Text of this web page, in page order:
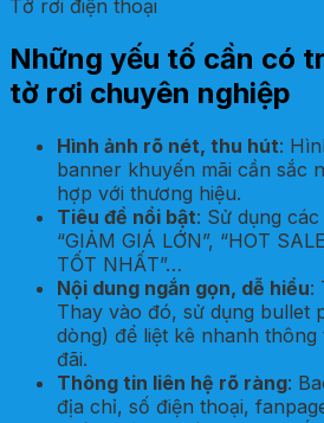
Tờ rơi điện thoại
Những yếu tố cần có
tờ rơi chuyên nghiệp
Hình ảnh rõ nét, thu hút:
banner khuyến mãi cần sắc
hợp với thương hiệu.
Tiêu đề nổi bật: Sử dụng
“GIẢM GIÁ LỚN”, “HOT
TỐT NHẤT”…
Nội dung ngắn gọn, dễ hiểu:
Thay vào đó, sử dụng bullet
dòng) để liệt kê nhanh thông
đãi.
Thông tin liên hệ rõ ràng:
địa chỉ, số điện thoại,